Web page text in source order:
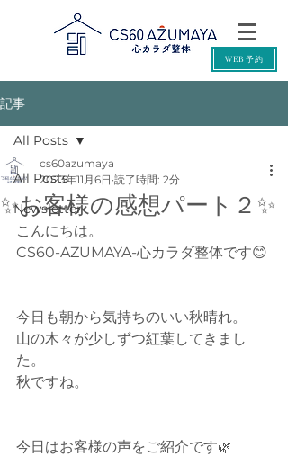
WEB予約
記事
All Posts
Newsletter
All Posts
✨お客様の感想パート２✨
cs60azumaya
2023年11月6日 読了時間: 2分
こんにちは。
CS60-AZUMAYA-心カラダ整体です😊
今日も朝から気持ちのいい秋晴れ。
山の木々が少しずつ紅葉してきまし
た。
秋ですね。
今日はお客様の声をご紹介です🌿